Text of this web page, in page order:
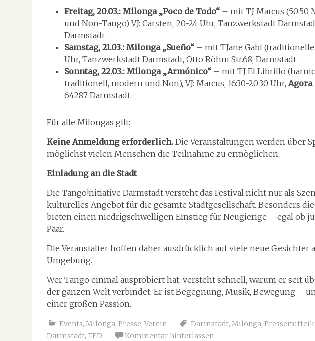
Freitag, 20.03.: Milonga „Poco de Todo“ – mit TJ Marcus
und Non-Tango) VJ: Carsten, 20-24 Uhr, Tanzwerkstadt
Darmstadt
Samstag, 21.03.: Milonga „Sueño“ – mit TJane Gabi
Uhr, Tanzwerkstadt Darmstadt, Otto Röhm Str.68, Darmstadt
Sonntag, 22.03.: Milonga „Armónico“ – mit TJ El Librillo
traditionell, modern und Non), VJ: Marcus, 16:30-20:30 Uhr, Agora
64287 Darmstadt.
Für alle Milongas gilt:
Keine Anmeldung erforderlich. Die Veranstaltungen werden über
möglichst vielen Menschen die Teilnahme zu ermöglichen.
Einladung an die Stadt
Die Tango!nitiative Darmstadt versteht das Festival nicht nur als
kulturelles Angebot für die gesamte Stadtgesellschaft. Besonders
bieten einen niedrigschwelligen Einstieg für Neugierige – egal ob
Paar.
Die Veranstalter hoffen daher ausdrücklich auf viele neue Gesichter
Umgebung.
Wer Tango einmal ausprobiert hat, versteht schnell, warum er seit
der ganzen Welt verbindet: Er ist Begegnung, Musik, Bewegung –
einer großen Passion.
Events, Milonga, Presse, Verein Darmstadt, Milonga,
Darmstadt, TED Kommentar hinterlassen